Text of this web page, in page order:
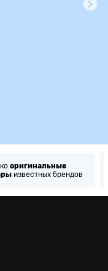
оригинальные
известных брендов